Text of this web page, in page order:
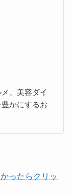
、美容ダイ
かにするお
ったらクリッ